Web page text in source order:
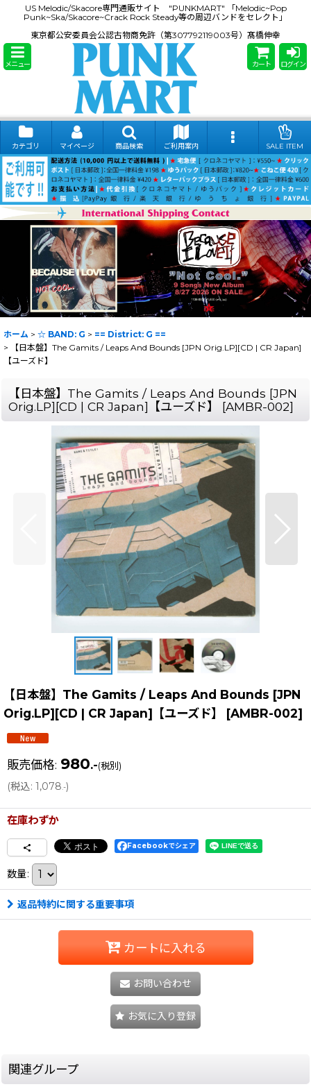
US Melodic/Skacore専門通販サイト "PUNKMART" 「Melodic~Pop
Punk~Ska/Skacore~Crack Rock Steady等の周辺バンドをセレクト」
東京都公安委員会公認古物商免許（第307792119003号）髙橋伸幸
メニュー カート ログイン
カテゴリ マイページ 商品検索 ご利用案内 SALE ITEM
ホーム > ☆ BAND: G > == District: G ==
>
【日本盤】The Gamits / Leaps And Bounds [JPN Orig.LP][CD | CR Japan]
【ユーズド】
【日本盤】The Gamits / Leaps And Bounds [JPN
Orig.LP][CD | CR Japan]【ユーズド】
[AMBR-002]
【日本盤】The Gamits / Leaps And Bounds [JPN
Orig.LP][CD | CR Japan]【ユーズド】
[AMBR-002]
販売価格: 980.-(税別)
(税込: 1,078.-)
在庫わずか
Facebookでシェア
数量:
返品特約に関する重要事項
カートに入れる
お問い合わせ
お気に入り登録
関連グループ